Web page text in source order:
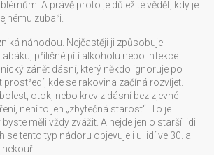
A právě proto je důležité vědět, kdy je
zubaři.
náhodou. Nejčastěji ji způsobuje
přílišné pítí alkoholu nebo infekce
zánět dásní, který někdo ignoruje po
prostředí, kde se rakovina začíná rozvíjet.
otok, nebo krev z dásní bez zjevné
není to jen „zbytečná starost“. To je
měli vždy zvážit. A nejde jen o starší lidi
se tento typ nádoru objevuje i u lidí ve 30. a